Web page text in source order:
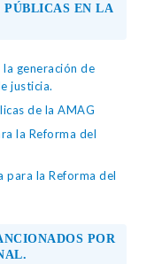
EN LA
generación de
justicia.
de la AMAG
la Reforma del
para la Reforma del
POR